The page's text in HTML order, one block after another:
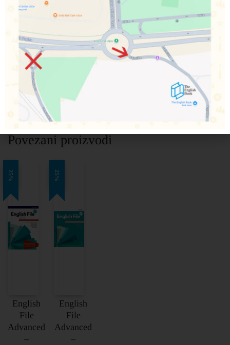
Dokumentarni video snimci iz Londona i Njujorka;
svakodnevne govorne situacije
Podjednako razvijanje sve 4 veštine sa akcentom na
govoru
Teacher’s site
dodatni materijali i resursi za rad, kao i
priručnik za nastavnike u pdf formatu za preuzimanje,
CEFR mapping, testovi,
Practical English mini-
phrasebook, Crossword Maker
Povezani proizvodi
25%
English
File
Advanced
–
25%
English
File
Advanced
–